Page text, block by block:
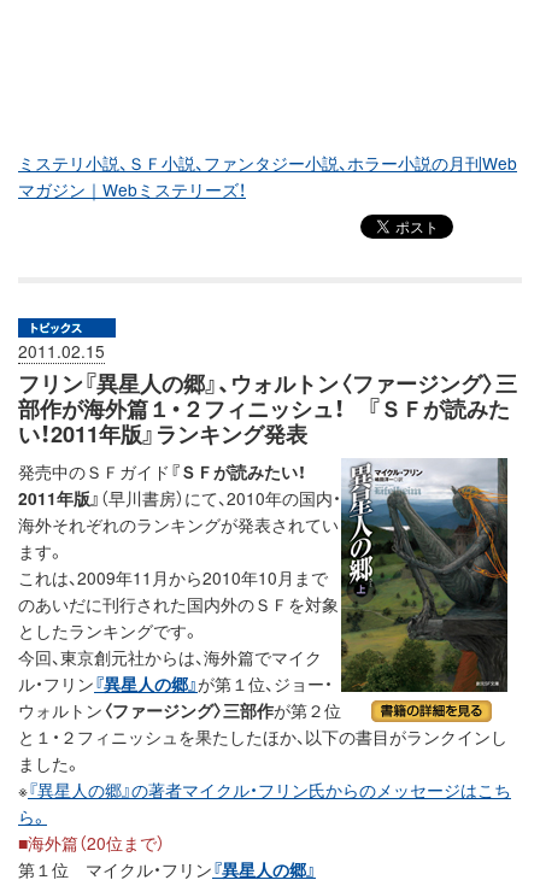
ミステリ小説、ＳＦ小説、ファンタジー小説、ホラー小説の月刊Web
マガジン｜Webミステリーズ！
2011.02.15
フリン『異星人の郷』、ウォルトン〈ファージング〉三
部作が海外篇１・２フィニッシュ！ 『ＳＦが読みた
い！2011年版』ランキング発表
発売中のＳＦガイド 『ＳＦが読みたい！
2011年版』 （早川書房）にて、2010年の国内・
海外それぞれのランキングが発表されてい
ます。
これは、2009年11月から2010年10月まで
のあいだに刊行された国内外のＳＦを対象
としたランキングです。
今回、東京創元社からは、海外篇でマイク
ル・フリン『異星人の郷』が第１位、ジョー・
ウォルトン〈ファージング〉三部作が第２位
と１・２フィニッシュを果たしたほか、以下の書目がランクインし
ました。
※『異星人の郷』の著者マイクル・フリン氏からのメッセージはこち
ら。
■海外篇（20位まで）
第１位 マイクル・フリン『異星人の郷』